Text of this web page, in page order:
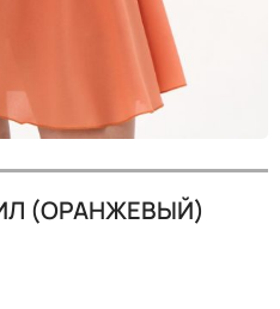
(ОРАНЖЕВЫЙ)